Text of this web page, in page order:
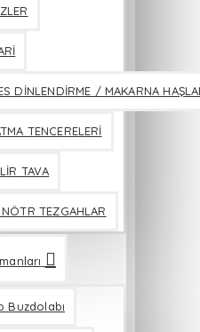
DİNLENDİRME / MAKARNA
TENCERELERİ
TAVA
TEZGAHLAR
Buzdolabı